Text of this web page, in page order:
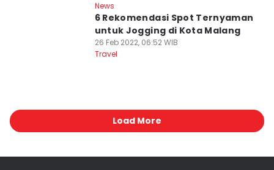
News
6 Rekomendasi Spot Ternyaman
untuk Jogging di Kota Malang
26 Feb 2022, 06:52 WIB
Travel
Load More